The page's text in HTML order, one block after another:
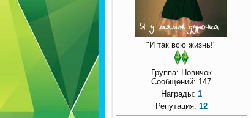
"И так всю жизнь!"
Группа: Новичок
Сообщений: 147
Награды: 1
Репутация: 12